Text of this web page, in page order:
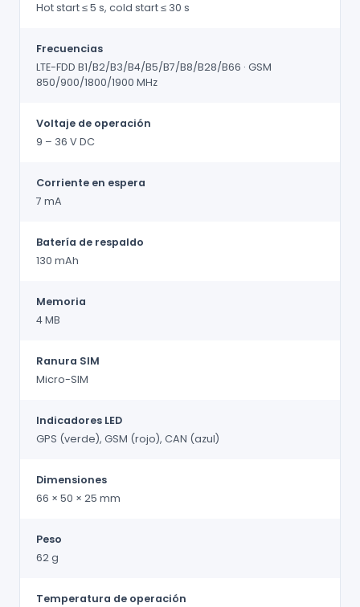
Hot start ≤ 5 s, cold start ≤ 30 s
Frecuencias
LTE-FDD B1/B2/B3/B4/B5/B7/B8/B28/B66 · GSM
850/900/1800/1900 MHz
Voltaje de operación
9 – 36 V DC
Corriente en espera
7 mA
Batería de respaldo
130 mAh
Memoria
4 MB
Ranura SIM
Micro-SIM
Indicadores LED
GPS (verde), GSM (rojo), CAN (azul)
Dimensiones
66 × 50 × 25 mm
Peso
62 g
Temperatura de operación